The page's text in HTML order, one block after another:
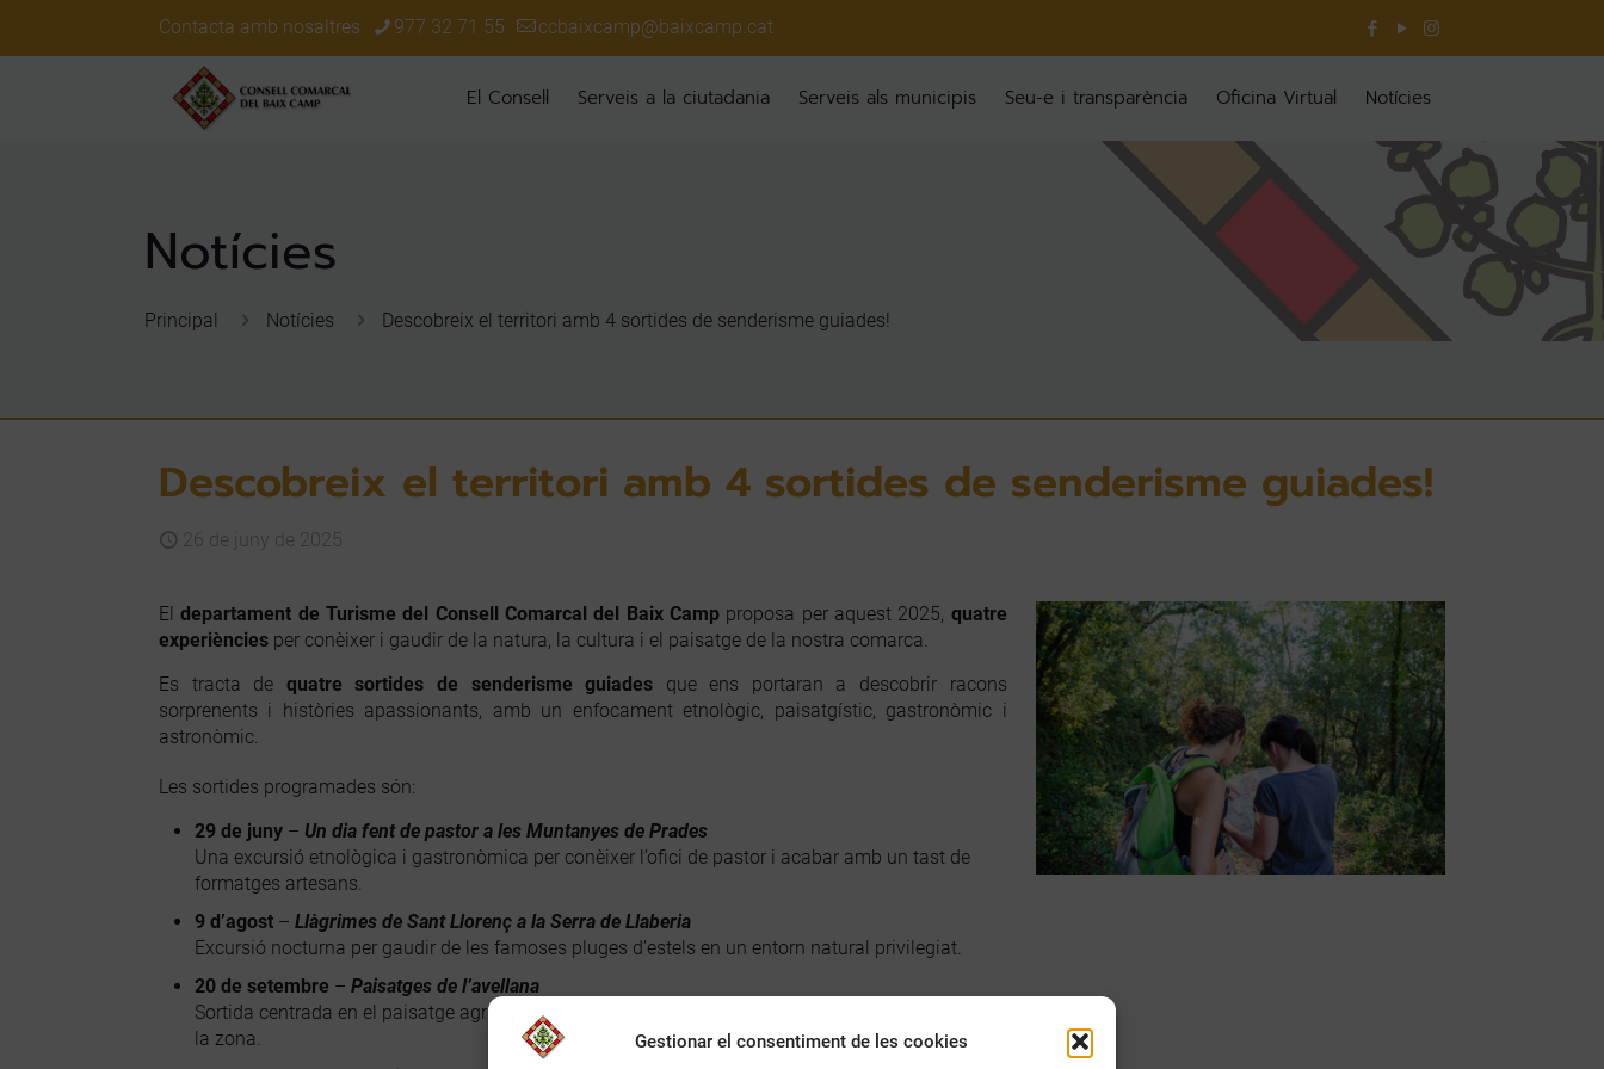
Gestionar el consentiment de les cookies
Contacta amb nosaltres 977 32 71 55 ccbaixcamp@baixcamp.cat
El Consell Serveis a la ciutadania Serveis als municipis Seu-e i transparència Oficina Virtual Notícies
Principal Notícies Descobreix el territori amb 4 sortides de senderisme guiades!
Descobreix el territori amb 4 sortides de senderisme guiades!
26 de juny de 2025
Eldepartament de Turisme del Consell Comarcal del Baix Camp proposa per aquest 2025, quatre
experiències per conèixer i gaudir de la natura, la cultura i el paisatge de la nostra comarca.
Es tracta de quatre sortides de senderisme guiades que ens portaran a descobrir racons
sorprenents i històries apassionants, amb un enfocament etnològic, paisatgístic, gastronòmic i
astronòmic.
Les sortides programades són:
29 de juny – Un dia fent de pastor a les Muntanyes de Prades
Una excursió etnològica i gastronòmica per conèixer l’ofici de pastor i acabar amb un tast de
formatges artesans.
9 d’agost – Llàgrimes de Sant Llorenç a la Serra de Llaberia
Excursió nocturna per gaudir de les famoses pluges d’estels en un entorn natural privilegiat.
20 de setembre – Paisatges de l’avellana
Sortida centrada en el paisatge agrícola i el cultiu de l’avellana, amb vistes i coneixements sobre
la zona.